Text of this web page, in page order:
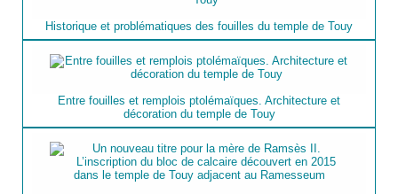
Historique et problématiques des fouilles du temple de Touy
Entre fouilles et remplois ptolémaïques. Architecture et
décoration du temple de Touy